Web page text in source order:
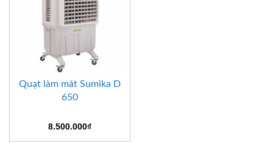
Quạt làm mát Sumika D
650
8.500.000₫